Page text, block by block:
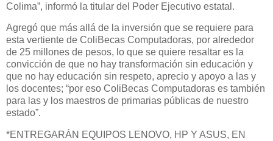
Colima”, informó la titular del Poder Ejecutivo estatal.
Agregó que más allá de la inversión que se requiere para
esta vertiente de ColiBecas Computadoras, por alrededor
de 25 millones de pesos, lo que se quiere resaltar es la
convicción de que no hay transformación sin educación y
que no hay educación sin respeto, aprecio y apoyo a las y
los docentes; “por eso ColiBecas Computadoras es también
para las y los maestros de primarias públicas de nuestro
estado”.
*ENTREGARÁN EQUIPOS LENOVO, HP Y ASUS, EN